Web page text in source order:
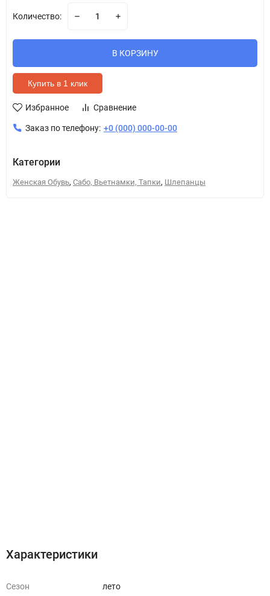
Количество:
В КОРЗИНУ
Купить в 1 клик
Избранное Сравнение
Заказ по телефону: +0 (000) 000-00-00
Категории
Женская Обувь, Сабо, Вьетнамки, Тапки, Шлепанцы
Характеристики
Сезон лето